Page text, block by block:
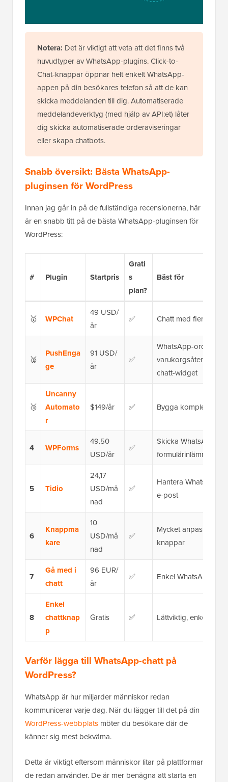
Notera: Det är viktigt att veta att det finns två
huvudtyper av WhatsApp-plugins. Click-to-
Chat-knappar öppnar helt enkelt WhatsApp-
appen på din besökares telefon så att de kan
skicka meddelanden till dig. Automatiserade
meddelandeverktyg (med hjälp av API:et) låter
dig skicka automatiserade orderaviseringar
eller skapa chatbots.
Snabb översikt: Bästa WhatsApp-
pluginsen för WordPress
Innan jag går in på de fullständiga recensionerna, här
är en snabb titt på de bästa WhatsApp-pluginsen för
WordPress:
# Plugin Startpris
Grati
s
plan?
Bäst för
🥇 WPChat
49 USD/
år
✅ Chatt med flera
🥈
PushEnga
ge
91 USD/
år
✅
WhatsApp-
chatt-widget
🥉
Uncanny
Automato
r
$149/år ✅ Bygga komplexa
4 WPForms
49.50
USD/år
✅
Skicka WhatsApp-
formulärinlämningar
5 Tidio
24,17
USD/må
nad
✅
Hantera WhatsApp
e-post
6
Knappma
kare
10
USD/må
nad
✅
Mycket
knappar
7
Gå med i
chatt
96 EUR/
år
✅ Enkel WhatsApp-
8
Enkel
chattknap
p
Gratis ✅ Lättviktig, enkel
Varför lägga till WhatsApp-chatt på
WordPress?
WhatsApp är hur miljarder människor redan
kommunicerar varje dag. När du lägger till det på din
WordPress-webbplats möter du besökare där de
känner sig mest bekväma.
Detta är viktigt eftersom människor litar på plattformar
de redan använder. De är mer benägna att starta en